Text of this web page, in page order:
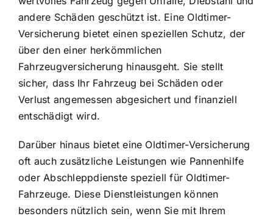
andere Schäden geschützt ist. Eine Oldtimer-
Versicherung bietet einen speziellen Schutz, der
über den einer herkömmlichen
Fahrzeugversicherung hinausgeht. Sie stellt
sicher, dass Ihr Fahrzeug bei Schäden oder
Verlust angemessen abgesichert und finanziell
entschädigt wird.
Darüber hinaus bietet eine Oldtimer-Versicherung
oft auch zusätzliche Leistungen wie Pannenhilfe
oder Abschleppdienste speziell für Oldtimer-
Fahrzeuge. Diese Dienstleistungen können
besonders nützlich sein, wenn Sie mit Ihrem